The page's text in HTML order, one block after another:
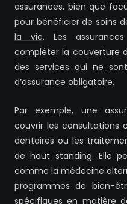
assurances, bien que
pour bénéficier de soins
la vie. Les
compléter la couverture
des services qui ne
d’assurance obligatoire.
Par exemple, une
couvrir les consultations
dentaires ou les
de haut standing. Elle
comme la médecine
programmes de bien-
spécifiques en matière